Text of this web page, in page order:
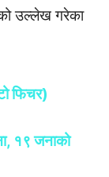
उल्लेख गरेका
फिचर)
१९ जनाको